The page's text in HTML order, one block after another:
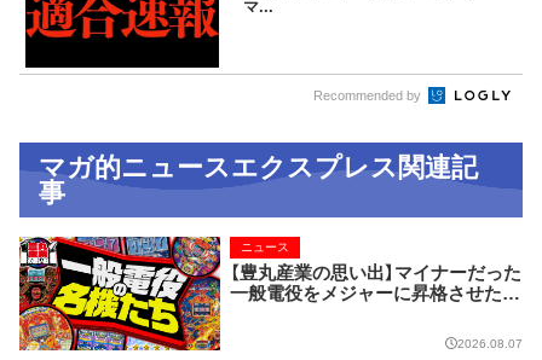
マ...
Recommended by
マガ的ニュースエクスプレス関連記
事
【豊丸産業の思い出】マイナーだった
一般電役をメジャーに昇格させた名
ニュース
2026.08.07